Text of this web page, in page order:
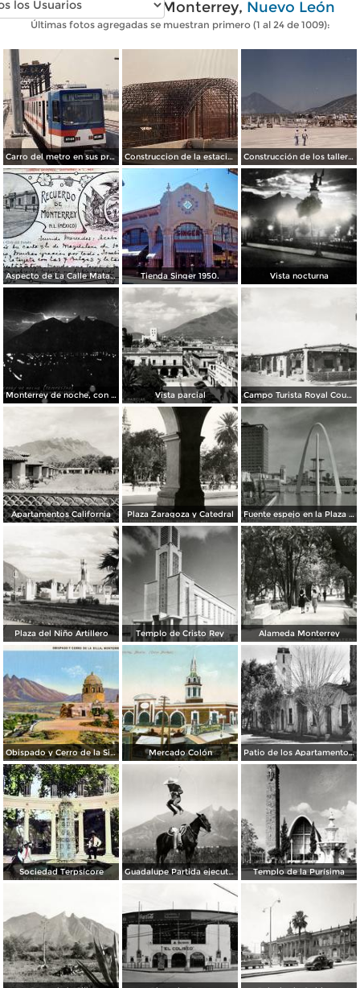
Fotos antiguas de Monterrey, Nuevo León
Últimas fotos agregadas se muestran primero (1 al 24 de 1009):
Carro del metro en sus primeras pruebas durante 1990 Construccion de la estacion cuauhtemoc Construcción de los talleres del metro
Aspecto de La Calle Matamoros ( Circulada el 8 de Abril de 1912 ). Tienda Singer 1950. Vista nocturna
Monterrey de noche, con tempestad Vista parcial Campo Turista Royal Courts
Apartamentos California Plaza Zaragoza y Catedral Fuente espejo en la Plaza Zaragoza
Plaza del Niño Artillero Templo de Cristo Rey Alameda Monterrey
Obispado y Cerro de la Silla Mercado Colón Patio de los Apartamentos Regina
Sociedad Terpsícore Guadalupe Partida ejecutando una charrería con lazo Templo de la Purísima